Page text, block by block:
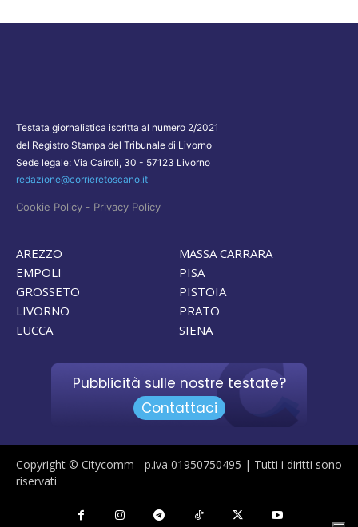
Testata giornalistica iscritta al numero 2/2021
del Registro Stampa del Tribunale di Livorno
Sede legale: Via Cairoli, 30 - 57123 Livorno
redazione@corrieretoscano.it
Cookie Policy - Privacy Policy
AREZZO
EMPOLI
GROSSETO
LIVORNO
LUCCA
MASSA CARRARA
PISA
PISTOIA
PRATO
SIENA
Pubblicità sulle nostre testate?
Contattaci
Copyright © Citycomm - p.iva 01950750495 | Tutti i diritti sono
riservati